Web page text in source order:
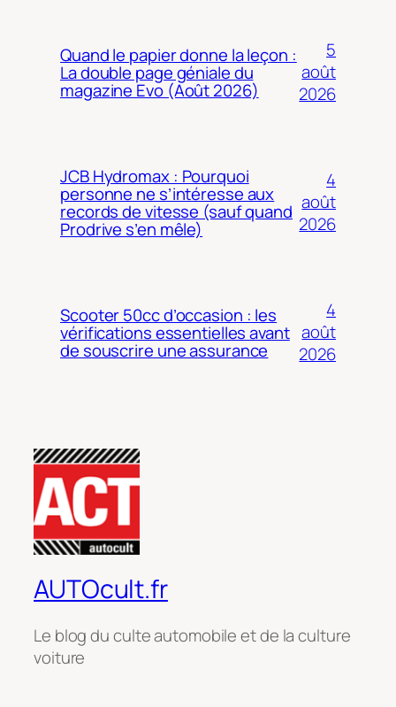
Quand le papier donne la leçon :
La double page géniale du
magazine Evo (Août 2026)
5
août
2026
JCB Hydromax : Pourquoi
personne ne s’intéresse aux
records de vitesse (sauf quand
Prodrive s’en mêle)
4
août
2026
Scooter 50cc d’occasion : les
vérifications essentielles avant
de souscrire une assurance
4
août
2026
AUTOcult.fr
Le blog du culte automobile et de la culture
voiture